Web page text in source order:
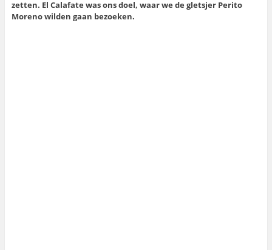
zetten. El Calafate was ons doel, waar we de gletsjer Perito
Moreno wilden gaan bezoeken.